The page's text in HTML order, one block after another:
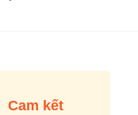
Cam kết